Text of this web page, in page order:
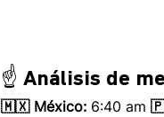
☝️ Análisis de
🇲🇽 México: 6:40 am